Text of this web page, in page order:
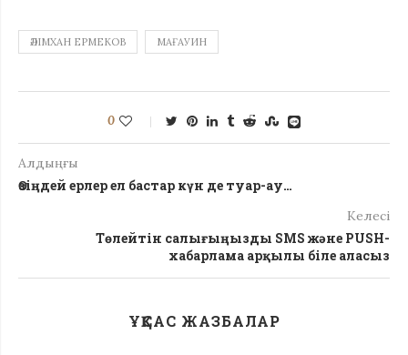
ӘЛІМХАН ЕРМЕКОВ МАҒАУИН
0
Алдыңғы
Өзіңдей ерлер ел бастар күн де туар-ау…
Келесі
Төлейтін салығыңызды SMS және PUSH-
хабарлама арқылы біле аласыз
ҰҚСАС ЖАЗБАЛАР